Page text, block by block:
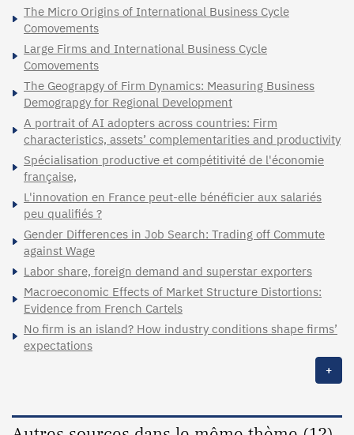
The Micro Origins of International Business Cycle
Comovements
Large Firms and International Business Cycle
Comovements
The Geograpgy of Firm Dynamics: Measuring Business
Demograpgy for Regional Development
A portrait of AI adopters across countries: Firm
characteristics, assets’ complementarities and productivity
Spécialisation productive et compétitivité de l'économie
française,
L'innovation en France peut-elle bénéficier aux salariés
peu qualifiés ?
Gender Differences in Job Search: Trading off Commute
against Wage
Labor share, foreign demand and superstar exporters
Macroeconomic Effects of Market Structure Distortions:
Evidence from French Cartels
No firm is an island? How industry conditions shape firms’
expectations
+